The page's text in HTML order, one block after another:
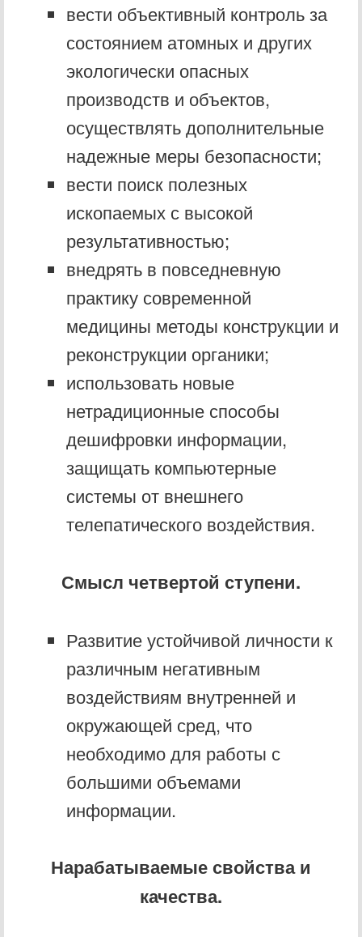
вести объективный контроль за
состоянием атомных и других
экологически опасных
производств и объектов,
осуществлять дополнительные
надежные меры безопасности;
вести поиск полезных
ископаемых с высокой
результативностью;
внедрять в повседневную
практику современной
медицины методы конструкции и
реконструкции органики;
использовать новые
нетрадиционные способы
дешифровки информации,
защищать компьютерные
системы от внешнего
телепатического воздействия.
Смысл четвертой ступени.
Развитие устойчивой личности к
различным негативным
воздействиям внутренней и
окружающей сред, что
необходимо для работы с
большими объемами
информации.
Нарабатываемые свойства и
качества.